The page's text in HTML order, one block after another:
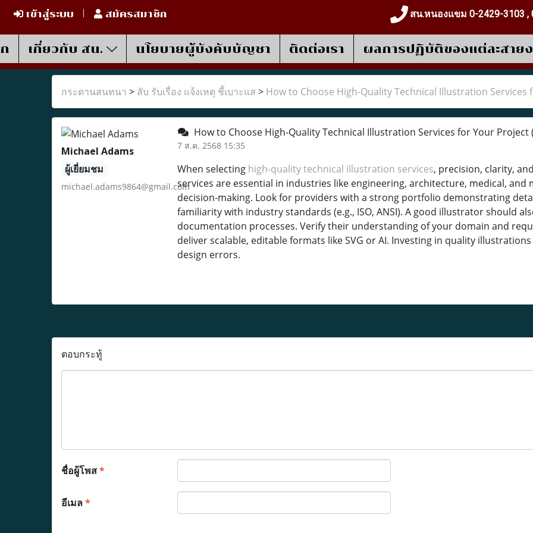
เข้าสู่ระบบ สมัครสมาชิก สน.หนองแขม 0-2429-3103 ,
เกี่ยวกับ สน. นโยบายผู้บังคับบัญชา ติดต่อเรา ผลการปฎิบัติของแต่ละสาย
กระดานสนทนา > ลับ รับเรื่อง แจ้งเหตุ ชี้เบาะแส > How to Choose High-Quality Technical Illustration Services
Michael Adams
ผู้เยี่ยมชม
michael.adams9864@gmail.com
How to Choose High-Quality Technical Illustration Services for Your Project
7 ส.ค. 2568 15:35
When selecting high-quality technical illustration services, precision, clarity,
services are essential in industries like engineering, architecture, medical,
decision-making. Look for providers with a strong portfolio demonstrating
familiarity with industry standards (e.g., ISO, ANSI). A good illustrator should
documentation processes. Verify their understanding of your domain and
deliver scalable, editable formats like SVG or AI. Investing in quality
design errors.
ตอบกระทู้
ชื่อผู้โพส*
อีเมล*